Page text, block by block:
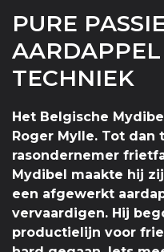
PURE
TECHNIEK
Het Belgische
Roger Mylle. Tot dan
rasondernemer
Mydibel maakte hij
een afgewerkt
vervaardigen. Hij
productielijn voor